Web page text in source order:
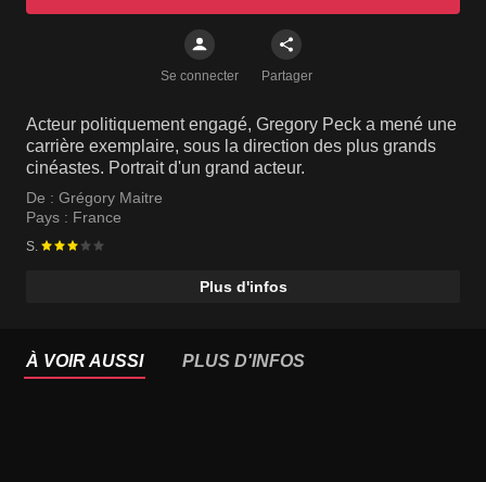
Se connecter Partager
Acteur politiquement engagé, Gregory Peck a mené une
carrière exemplaire, sous la direction des plus grands
cinéastes. Portrait d'un grand acteur.
De : Grégory Maitre
Pays : France
S.
Plus d'infos
À VOIR AUSSI PLUS D'INFOS